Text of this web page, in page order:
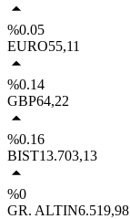
%0.05
EURO55,11
%0.14
GBP64,22
%0.16
BIST13.703,13
%0
GR. ALTIN6.519,98